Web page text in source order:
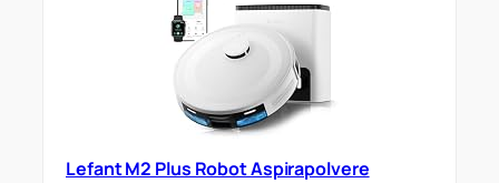
Lefant M2 Plus Robot Aspirapolvere